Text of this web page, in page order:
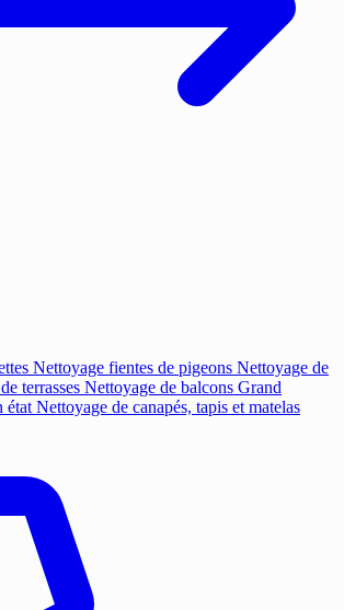
Nettoyage fientes de pigeons Nettoyage de
terrasses Nettoyage de balcons Grand
état Nettoyage de canapés, tapis et matelas